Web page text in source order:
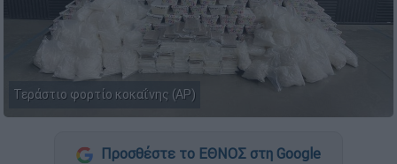
Τεράστιο φορτίο κοκαΐνης (AP)
Προσθέστε το ΕΘΝΟΣ στη Google